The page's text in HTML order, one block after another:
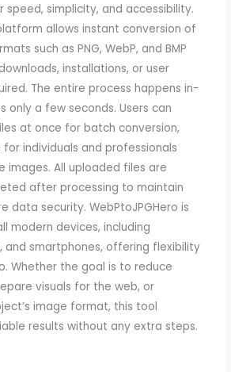
simplicity, and accessibility.
allows instant conversion of
such as PNG, WebP, and BMP
installations, or user
The entire process happens in-
only a few seconds. Users can
at once for batch conversion,
individuals and professionals
images. All uploaded files are
after processing to maintain
data security. WebPtoJPGHero is
modern devices, including
and smartphones, offering flexibility
Whether the goal is to reduce
visuals for the web, or
image format, this tool
results without any extra steps.